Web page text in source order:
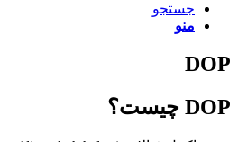
جستجو
منو
DOP
DOP چیست؟